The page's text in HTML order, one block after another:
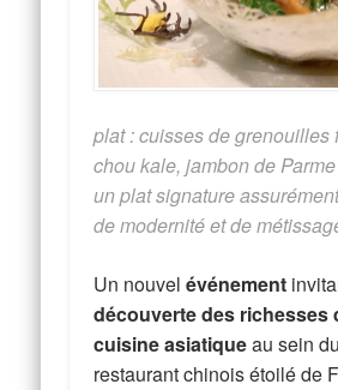
plat : cuisses de grenouilles
chou kale, jambon de
un plat signature
de modernité et de
Un nouvelévénement
découverte des richesses
cuisine asiatiqueau sein
restaurant chinois étoilé de